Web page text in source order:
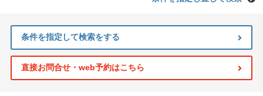
条件を指定して検索をする
直接お問合せ・web予約はこちら